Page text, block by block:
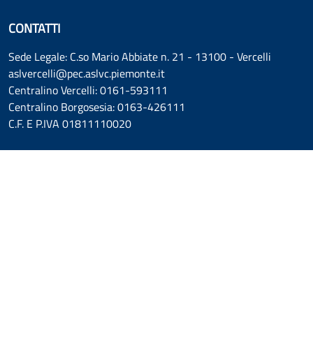
CONTATTI
Sede Legale: C.so Mario Abbiate n. 21 - 13100 - Vercelli
aslvercelli@pec.aslvc.piemonte.it
Centralino Vercelli: 0161-593111
Centralino Borgosesia: 0163-426111
C.F. E P.IVA 01811110020